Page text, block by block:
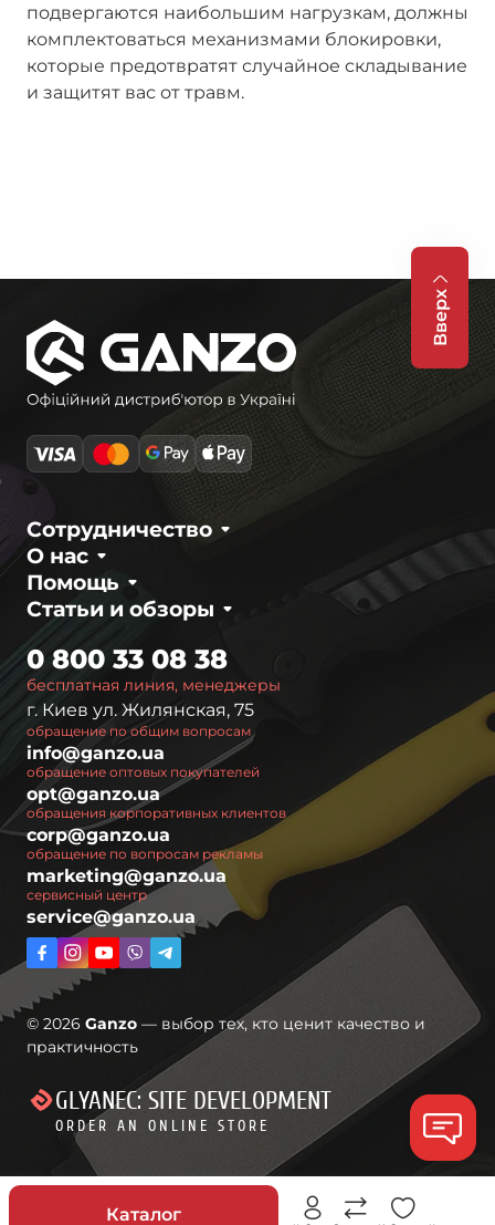
СкидкиКаталог
подвергаются наибольшим нагрузкам, должны
комплектоваться механизмами блокировки,
которые предотвратят случайное складывание
и защитят вас от травм.
Вверх
О нас
Сотрудничество
Статьи и обзоры
Помощь
бесплатная линия, менеджеры
0 800 33 08 38
г. Киев ул. Жилянская, 75
обращение по общим вопросам
info@ganzo.ua
обращение оптовых покупателей
opt@ganzo.ua
обращения корпоративных клиентов
corp@ganzo.ua
обращение по вопросам рекламы
marketing@ganzo.ua
сервисный центр
service@ganzo.ua
© 2026 Ganzo — выбор тех, кто ценит качество и
практичность
GLYANEC: SITE DEVELOPMENT
ORDER AN ONLINE STORE